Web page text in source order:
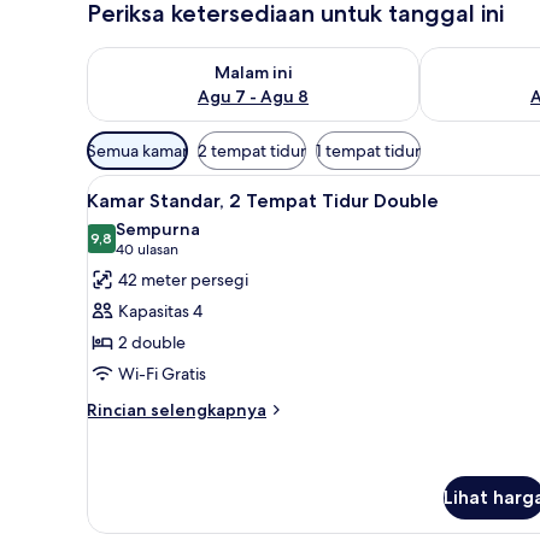
e
Periksa ketersediaan untuk tanggal ini
Malam ini
Agu 7 - Agu 8
Periksa ketersediaan untuk malam ini Agu 7 - Agu 8
Periksa
Filter
tersedia
untuk
kamar
Semua kamar 2 tempat tidur 1 tempat tidur
Lihat
semua
foto
untuk
Kamar
Standar,
2
Tempat
Tidur
Brankas, meja kerja, tirai
4
Kamar Standar, 2 Tempat Tidur Double
9,89,8 dari 10
Sempurna
40 ulasan
(40
ulasan)
42 meter persegi
Kapasitas 4
2 double
Wi-Fi Gratis
Rincian selengkapnya
Rincian
Standar,
Lihat